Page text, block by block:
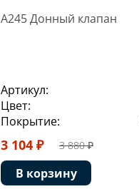
A245 Донный клапан
Артикул:
Цвет:
Покрытие:
3 104 ₽ 3 880 ₽
В корзину